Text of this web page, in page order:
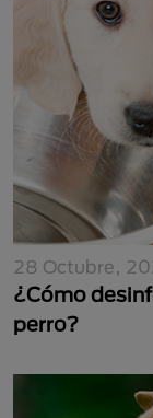
28 Octubre,
¿Cómo
perro?